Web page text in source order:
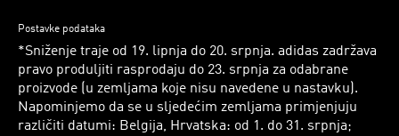
Postavke podataka
*Sniženje traje od 19. lipnja do 20. srpnja. adidas zadržava
pravo produljiti rasprodaju do 23. srpnja za odabrane
proizvode (u zemljama koje nisu navedene u nastavku).
Napominjemo da se u sljedećim zemljama primjenjuju
različiti datumi: Belgija, Hrvatska: od 1. do 31. srpnja;